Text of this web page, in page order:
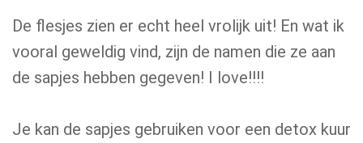
De flesjes zien er echt heel vrolijk uit! En wat ik
vooral geweldig vind, zijn de namen die ze aan
de sapjes hebben gegeven! I love!!!!
Je kan de sapjes gebruiken voor een detox kuur